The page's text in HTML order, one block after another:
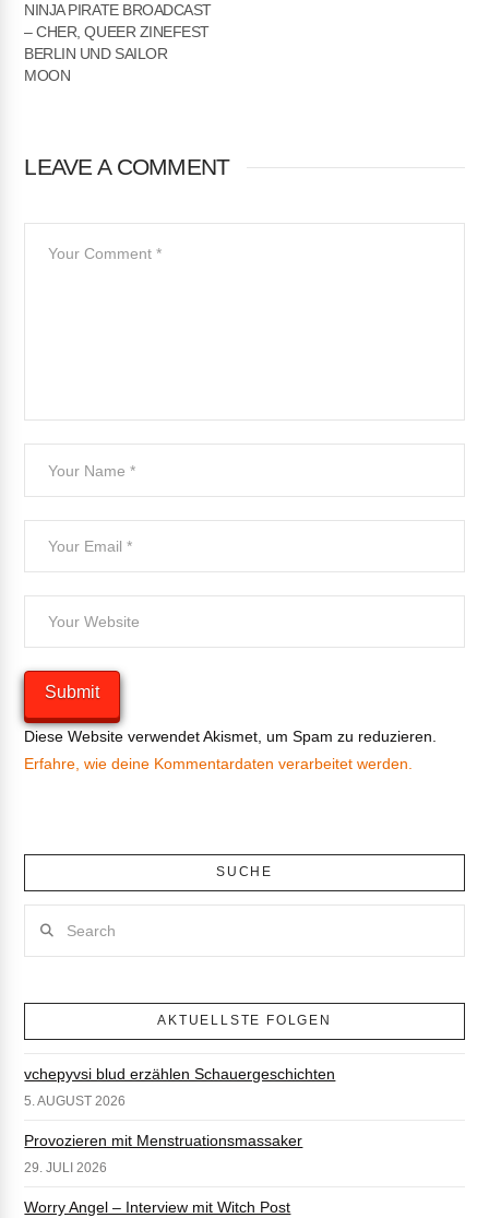
NINJA PIRATE BROADCAST
– CHER, QUEER ZINEFEST
BERLIN UND SAILOR
MOON
LEAVE A COMMENT
Diese Website verwendet Akismet, um Spam zu reduzieren.
Erfahre, wie deine Kommentardaten verarbeitet werden.
SUCHE
AKTUELLSTE FOLGEN
vchepyvsi blud erzählen Schauergeschichten
5. AUGUST 2026
Provozieren mit Menstruationsmassaker
29. JULI 2026
Worry Angel – Interview mit Witch Post